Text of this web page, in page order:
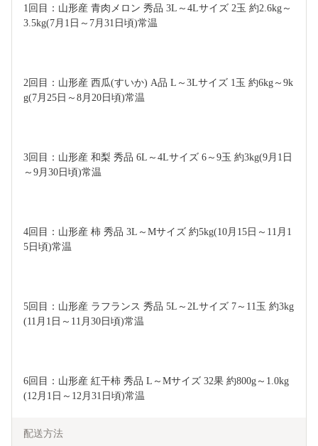
1回目：山形産 青肉メロン 秀品 3L～4Lサイズ 2玉 約2.6kg～
3.5kg(7月1日～7月31日頃)常温
2回目：山形産 西瓜(すいか) A品 L～3Lサイズ 1玉 約6kg～9k
g(7月25日～8月20日頃)常温
3回目：山形産 和梨 秀品 6L～4Lサイズ 6～9玉 約3kg(9月1日
～9月30日頃)常温
4回目：山形産 柿 秀品 3L～Mサイズ 約5kg(10月15日～11月1
5日頃)常温
5回目：山形産 ラフランス 秀品 5L～2Lサイズ 7～11玉 約3kg
(11月1日～11月30日頃)常温
6回目：山形産 紅干柿 秀品 L～Mサイズ 32果 約800g～1.0kg
(12月1日～12月31日頃)常温
配送方法